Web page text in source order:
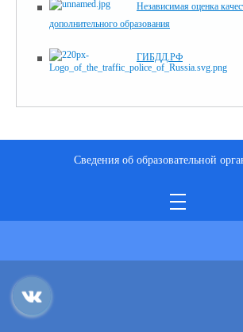
Независимая оценка
дополнительного образования
ГИБДД.РФ
Сведения об образовательной